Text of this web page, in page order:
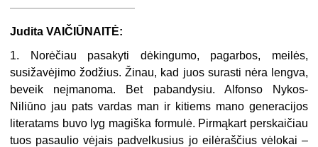
———————————
Judita VAIČIŪNAITĖ:
1. Norėčiau pasakyti dėkingumo, pagarbos, meilės,
susižavėjimo žodžius. Žinau, kad juos surasti nėra lengva,
beveik neįmanoma. Bet pabandysiu. Alfonso Nykos-
Niliūno jau pats vardas man ir kitiems mano generacijos
literatams buvo lyg magiška formulė. Pirmąkart perskaičiau
tuos pasaulio vėjais padvelkusius jo eilėraščius vėlokai –